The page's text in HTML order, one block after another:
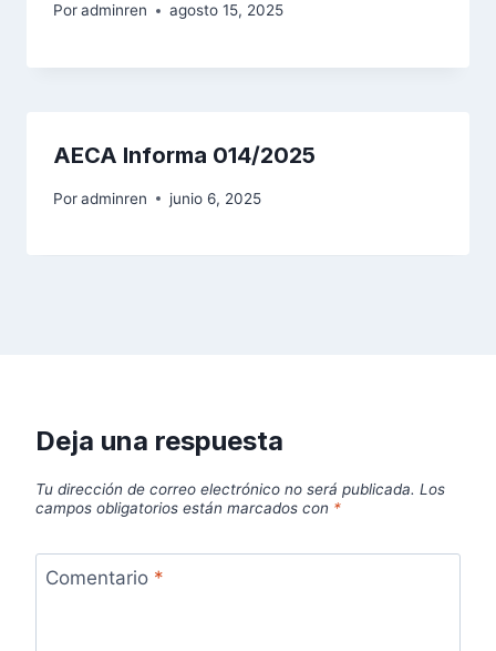
Poradminren agosto 15, 2025
AECA Informa 014/2025
Poradminren junio 6, 2025
Deja una respuesta
Tu dirección de correo electrónico no será publicada. Los
campos obligatorios están marcados con *
Comentario *